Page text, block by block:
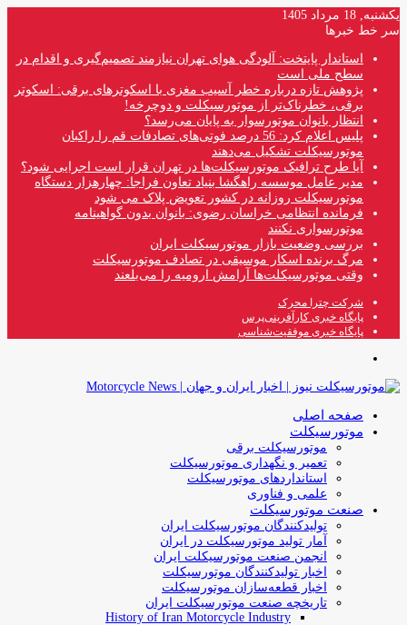
یکشنبه, 18 مرداد 1405
سر خط خبرها
استاندار پایتخت: آلودگی هوای تهران نیازمند تصمیم‌گیری و اقدام در
سطح ملی است
پژوهش تازه درباره خطر آسیب مغزی با اسکوترهای برقی: اسکوتر
برقی، خطرناک‌تر از موتورسیکلت و دوچرخه!
انتظار بانوان موتورسوار به پایان می‌رسد؟
پلیس اعلام کرد: 56 درصد فوتی‌های تصادفات قم را راکبان
موتورسیکلت تشکیل می‌دهند
آیا طرح ترافیک موتورسیکلت‌ها در تهران قرار است اجرایی شود؟
مدیر عامل موسسه راهگشا بنیاد تعاون فراجا: چهارهزار دستگاه
موتورسیکلت روزانه در کشور تعویض پلاک می شود
فرمانده انتظامی خراسان رضوی: بانوان بدون گواهینامه
موتورسواری نکنند
بررسی وضعیت بازار موتورسیکلت ایران
مرگ برنده اسکار موسیقی در تصادف موتورسیکلت
وقتی موتورسیکلت‌ها آرامش ارومیه را می‌بلعند
شرکت چترا محرک
پایگاه خبری کارآفرینی‌پرس
پایگاه خبری موفقیت‌شناسی
صفحه اصلی
موتورسیکلت
موتورسیکلت برقی
تعمیر و نگهداری موتورسیکلت
استانداردهای موتورسیکلت
علمی و فناوری
صنعت موتورسیکلت
تولیدکنندگان موتورسیکلت ایران
آمار تولید موتورسیکلت در ایران
انجمن صنعت موتورسیکلت ایران
اخبار تولیدکنندگان موتورسیکلت
اخبار قطعه‌سازان موتورسیکلت
تاریخچه صنعت موتورسیکلت ایران
History of Iran Motorcycle Industry